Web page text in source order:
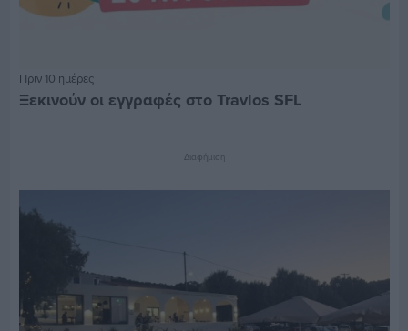
Πριν 10 ημέρες
Ξεκινούν οι εγγραφές στο Travlos SFL
Διαφήμιση